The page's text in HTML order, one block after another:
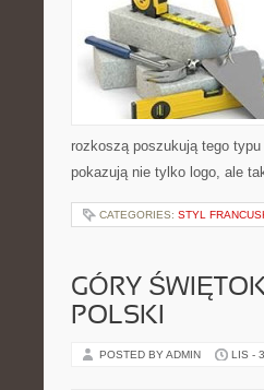
rozkoszą poszukują tego
pokazują nie tylko logo, ale
CATEGORIES: STYL
GÓRY
POLSKI
POSTED BY ADMIN LIS -